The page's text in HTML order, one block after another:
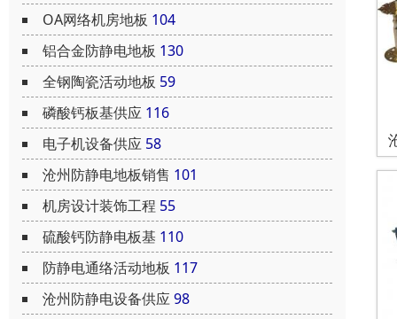
OA网络机房地板 104
铝合金防静电地板 130
全钢陶瓷活动地板 59
磷酸钙板基供应 116
电子机设备供应 58
沧州防静电地板销售 101
机房设计装饰工程 55
硫酸钙防静电板基 110
防静电通络活动地板 117
沧州防静电设备供应98